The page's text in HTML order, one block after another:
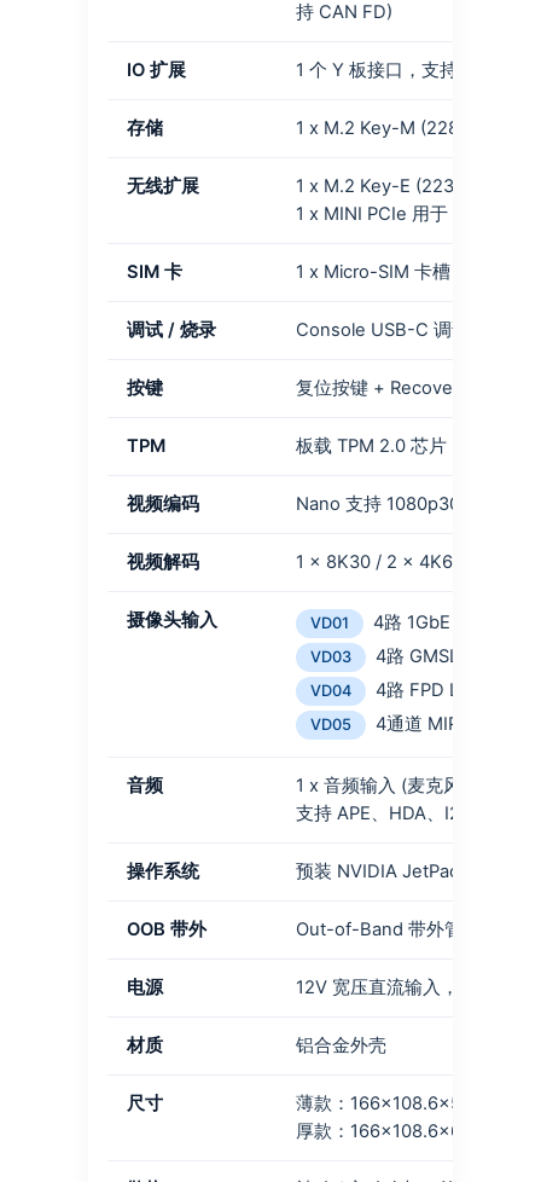
持 CAN FD)
IO 扩展 1 个 Y 板接口，支持全系列 Y
存储 1 x M.2 Key-M (2280)，支持
无线扩展
1 x M.2 Key-E (2230) 用于
1 x MINI PCIe 用于 LTE/5G
SIM 卡 1 x Micro-SIM 卡槽
调试 / 烧录 Console USB-C 调试口 +
按键 复位按键 + Recovery 烧录按
TPM 板载 TPM 2.0 芯片【可选】
视频编码 Nano 支持 1080p30，支持 1-
视频解码 1 x 8K30 / 2 x 4K60 / 4 x
摄像头输入 VD01 4路 1GbE RJ45
VD03 4路 GMSL2 解串器
VD04 4路 FPD Link IV 解
VD05 4通道 MIPI CSI-2
音频
1 x 音频输入 (麦克风) + 1 x
支持 APE、HDA、I2S 数字音
操作系统 预装 NVIDIA JetPack 6.2.2 (
OOB 带外 Out-of-Band 带外管理模块【
电源 12V 宽压直流输入，2 PIN 端
材质 铝合金外壳
尺寸
薄款：166×108.6×52.5mm (
厚款：166×108.6×67mm (带